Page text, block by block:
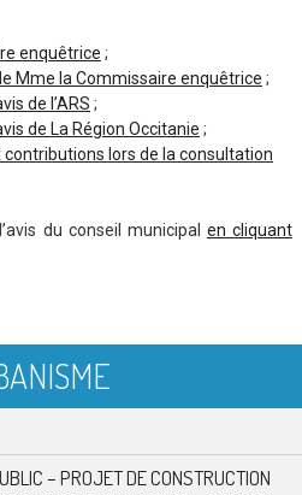
enquêtrice ;
Mme la Commissaire enquêtrice ;
de l’ARS ;
de La Région Occitanie ;
lors de la consultation
du conseil municipal en cliquant
– PROJET DE CONSTRUCTION